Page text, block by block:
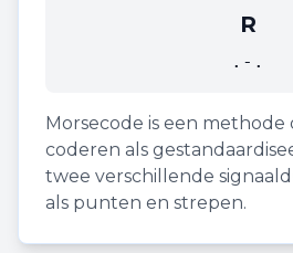
R
.-.
Morsecode is een methode
coderen als
twee verschillende
als punten en strepen.